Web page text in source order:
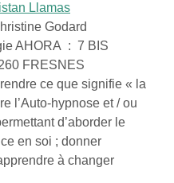
Llamas
Godard
AHORA : 7 BIS
FRESNES
ce que signifie « la
l’Auto-hypnose et / ou
d’aborder le
en soi ; donner
à changer